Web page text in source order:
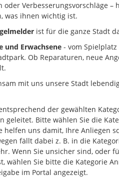
oder Verbesserungsvorschläge
was ihnen wichtig ist.
ist für die ganze Stadt
und Erwachsene - vom
Ob Reparaturen, neue
mit uns unsere Stadt
der gewählten
geleitet. Bitte wählen Sie die
helfen uns damit, Ihre Anliegen
fällt dabei z. B. in die
Wenn Sie unsicher sind, oder
wählen Sie bitte die Kategorie
im Portal angezeigt.